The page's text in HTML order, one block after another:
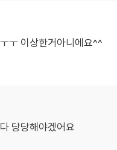
ㅜ 이상한거아니에요^^
당당해야겠어요